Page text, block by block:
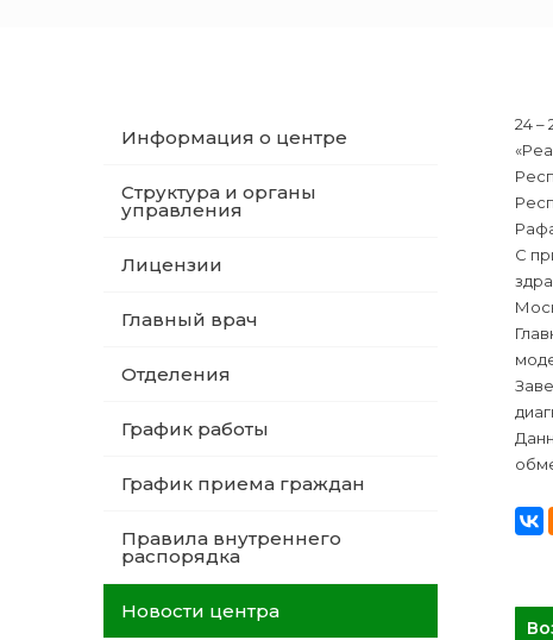
Информация о центре
Структура и органы
управления
Лицензии
Главный врач
Отделения
График работы
График приема граждан
Правила внутреннего
распорядка
Новости центра
24 –
С